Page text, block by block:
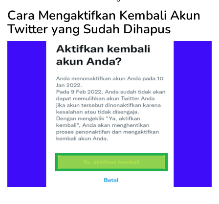
Cara Mengaktifkan Kembali Akun
Twitter yang Sudah Dihapus